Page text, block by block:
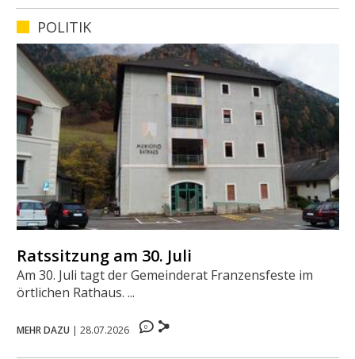
POLITIK
Ratssitzung am 30. Juli
Am 30. Juli tagt der Gemeinderat Franzensfeste im
örtlichen Rathaus. ...
MEHR DAZU | 28.07.2026 0